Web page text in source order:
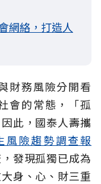
網絡，打造人
財務風險分開看
會的常態，「孤
此，國泰人壽攜
風險趨勢調查報
發現孤獨已成為
身、心、財三重